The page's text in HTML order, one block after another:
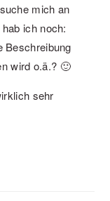
mich an
ich noch:
Beschreibung
wird o.ä.? 🙂
sehr